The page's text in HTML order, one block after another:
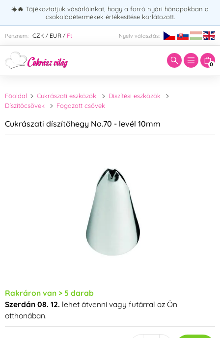
☀️🔥 Tájékoztatjuk vásárlóinkat, hogy a forró nyári hónapokban a
csokoládétermékek értékesítése korlátozott.
Pénznem: CZK / EUR / Ft Nyelv választás:
0
Adja meg a keresett kifejezést:
Főoldal Cukrászati eszközök
Diszítési eszközök
Díszítőcsövek
Fogazott csövek
Cukrászati díszítőhegy No.70 - levél 10mm
Rakráron van > 5 darab
Szerdán 08. 12. lehet átvenni vagy futárral az Ön
otthonában.